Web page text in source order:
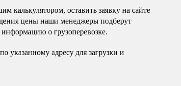
калькулятором, оставить заявку на сайте
цены наши менеджеры подберут
о грузоперевозке.
указанному адресу для загрузки и